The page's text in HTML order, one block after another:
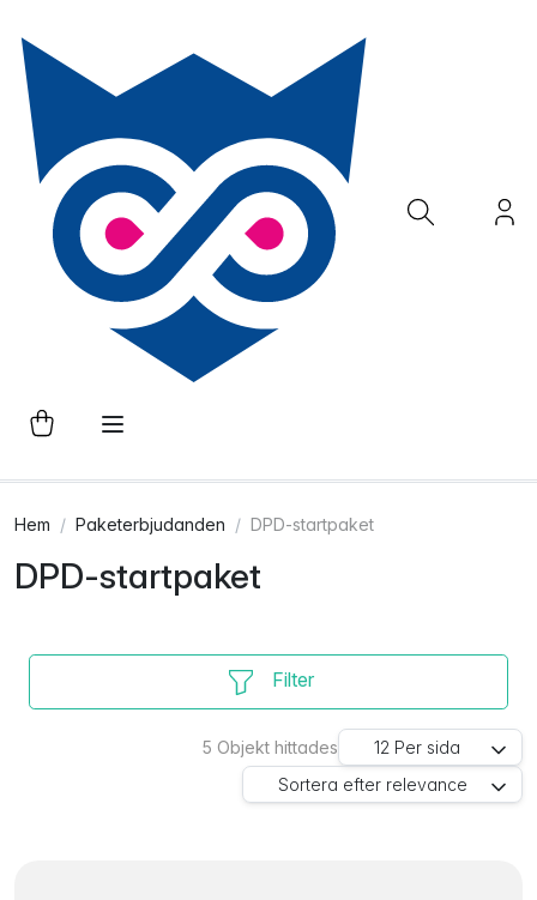
Hem Paketerbjudanden DPD-startpaket
DPD-startpaket
Filter
5 Objekt hittades 12 Per sida
Sortera efter relevance